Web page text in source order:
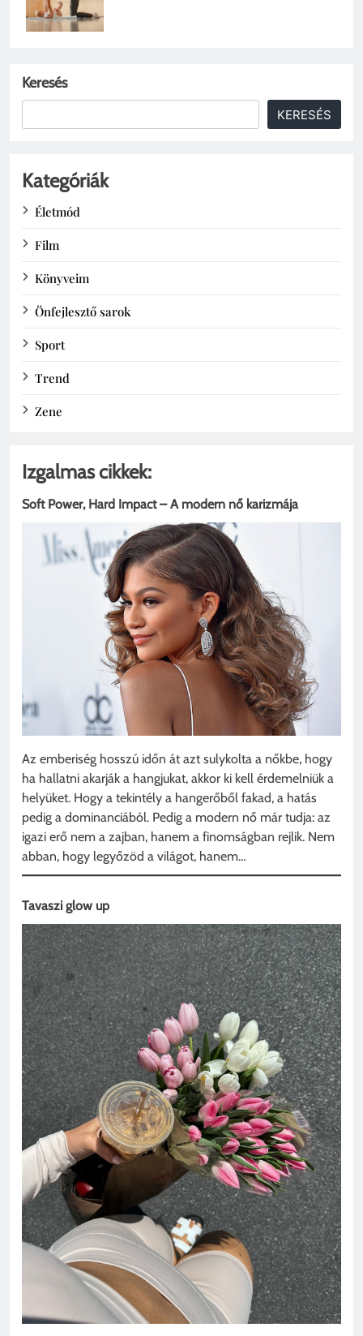
Keresés
KERESÉS
Kategóriák
Életmód
Film
Könyveim
Önfejlesztő sarok
Sport
Trend
Zene
Izgalmas cikkek:
Soft Power, Hard Impact – A modern nő karizmája
Az emberiség hosszú időn át azt sulykolta a nőkbe, hogy
ha hallatni akarják a hangjukat, akkor ki kell érdemelniük a
helyüket. Hogy a tekintély a hangerőből fakad, a hatás
pedig a dominanciából. Pedig a modern nő már tudja: az
igazi erő nem a zajban, hanem a finomságban rejlik. Nem
abban, hogy legyőzöd a világot, hanem…
Tavaszi glow up